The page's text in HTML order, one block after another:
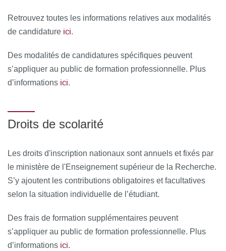
Retrouvez toutes les informations relatives aux modalités
de candidature ici.
Des modalités de candidatures spécifiques peuvent
s’appliquer au public de formation professionnelle. Plus
d’informations ici.
Droits de scolarité
Les droits d'inscription nationaux sont annuels et fixés par
le ministère de l'Enseignement supérieur de la Recherche.
S’y ajoutent les contributions obligatoires et facultatives
selon la situation individuelle de l’étudiant.
Des frais de formation supplémentaires peuvent
s’appliquer au public de formation professionnelle. Plus
d’informations ici.